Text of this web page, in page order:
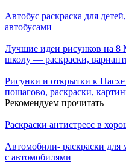
Автобус раскраска для
автобусами
Лучшие идеи рисунков на 8
школу — раскраски,
Рисунки и открытки к
пошагово, раскраски,
Рекомендуем прочитать
Раскраски антистресс в
Автомобили- раскраски для
с автомобилями